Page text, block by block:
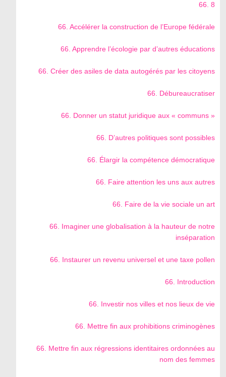
66. 8
66. Accélérer la construction de l’Europe fédérale
66. Apprendre l’écologie par d’autres éducations
66. Créer des asiles de data autogérés par les citoyens
66. Débureaucratiser
66. Donner un statut juridique aux « communs »
66. D’autres politiques sont possibles
66. Élargir la compétence démocratique
66. Faire attention les uns aux autres
66. Faire de la vie sociale un art
66. Imaginer une globalisation à la hauteur de notre
inséparation
66. Instaurer un revenu universel et une taxe pollen
66. Introduction
66. Investir nos villes et nos lieux de vie
66. Mettre fin aux prohibitions criminogènes
66. Mettre fin aux régressions identitaires ordonnées au
nom des femmes